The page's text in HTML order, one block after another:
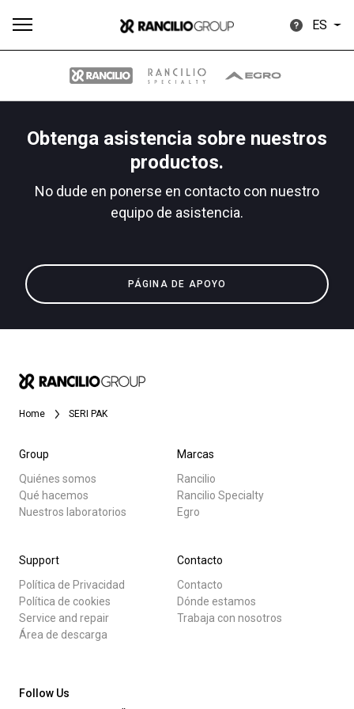
ES
Obtenga asistencia sobre nuestros
productos.
No dude en ponerse en contacto con nuestro
equipo de asistencia.
PÁGINA DE APOYO
Home SERI PAK
Group
Quiénes somos
Qué hacemos
Nuestros laboratorios
Marcas
Rancilio
Rancilio Specialty
Egro
Support
Política de Privacidad
Política de cookies
Service and repair
Área de descarga
Contacto
Contacto
Dónde estamos
Trabaja con nosotros
Follow Us
Todos
Descargar
Más
Our brands
Group
Noticias
Nuestros laboratorios
Connect